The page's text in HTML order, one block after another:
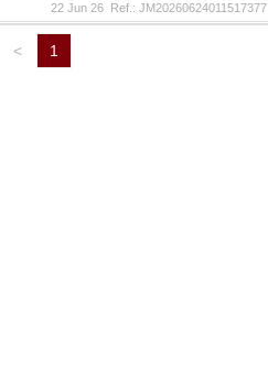
22 Jun 26 Ref.: JM20260624011517377
< 1